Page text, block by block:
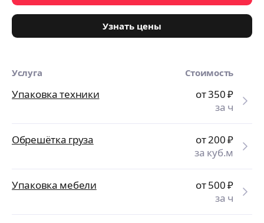
Узнать цены
Услуга Стоимость
Упаковка техники от 350₽
за ч
Обрешётка груза от 200₽
за куб.м
Упаковка мебели от 500₽
за ч